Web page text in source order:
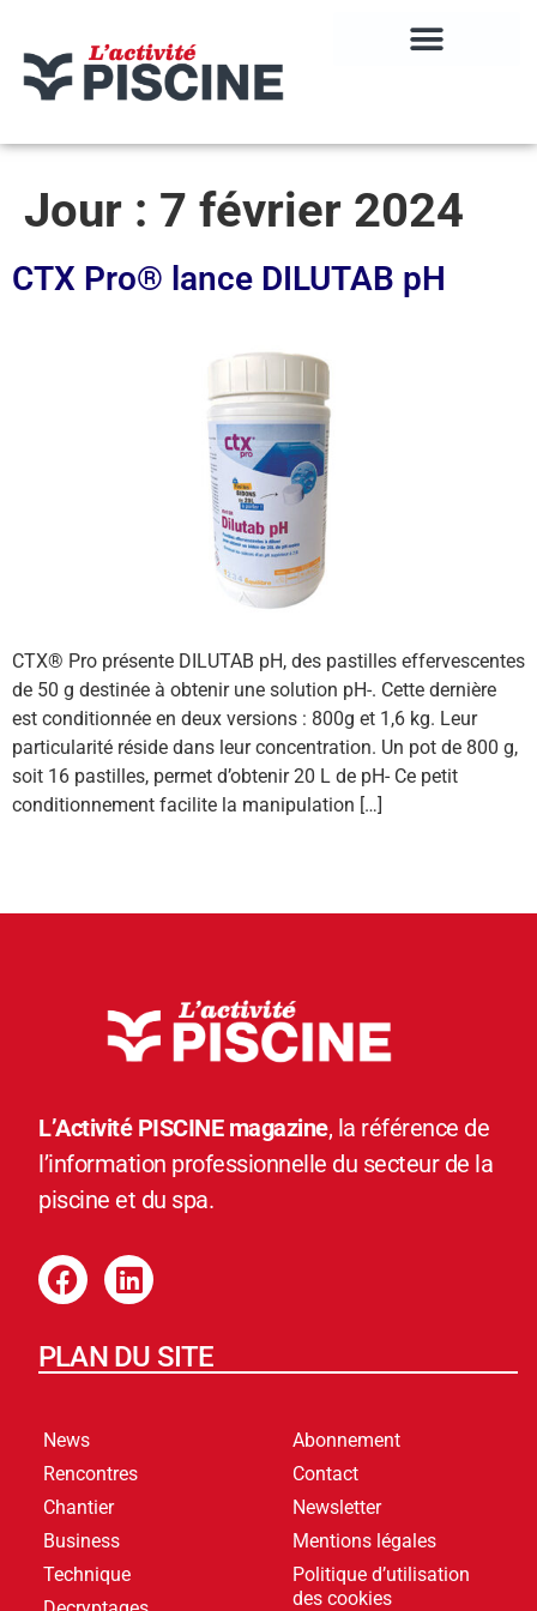
Jour : 7 février 2024
CTX Pro® lance DILUTAB pH
CTX® Pro présente DILUTAB pH, des pastilles effervescentes
de 50 g destinée à obtenir une solution pH-. Cette dernière
est conditionnée en deux versions : 800g et 1,6 kg. Leur
particularité réside dans leur concentration. Un pot de 800 g,
soit 16 pastilles, permet d’obtenir 20 L de pH- Ce petit
conditionnement facilite la manipulation […]
L’Activité PISCINE magazine, la référence de
l’information professionnelle du secteur de la
piscine et du spa.
PLAN DU SITE
News
Rencontres
Chantier
Business
Technique
Abonnement
Contact
Newsletter
Mentions légales
Politique d’utilisation
des cookies